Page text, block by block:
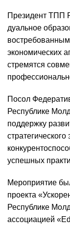
Президент ТПП
дуальное
экономических
стремятся
Посол
Республике
поддержку
успешных
Мероприятие
проекта
Республике
ассоциацией